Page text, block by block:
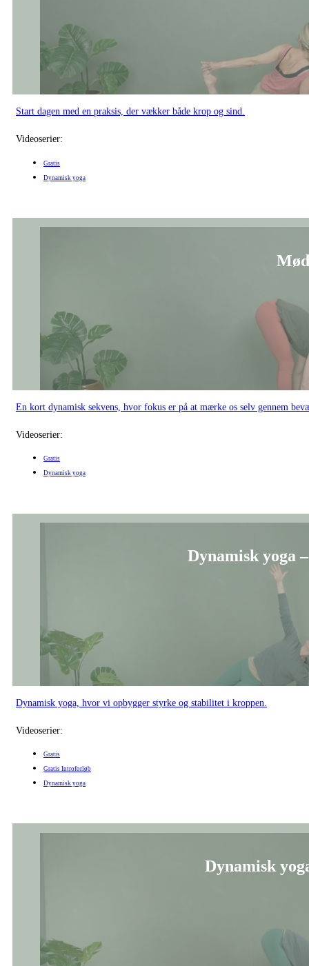
Start dagen med en praksis, der vækker både krop og sind.
Videoserier:
Gratis
Dynamisk yoga
En kort dynamisk sekvens, hvor fokus er på at mærke os selv gennem
Videoserier:
Gratis
Dynamisk yoga
Dynamisk yoga
Dynamisk yoga, hvor vi opbygger styrke og stabilitet i kroppen.
Videoserier:
Gratis
Gratis Introforløb
Dynamisk yoga
Dynamisk